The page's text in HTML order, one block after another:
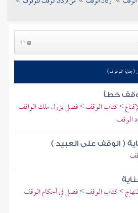
17
الموقوف)
خطأ
> كتاب الوقف > فصل يزول ملك الواقف
الوقف
( الوقف على العبيد )
> كتاب الوقف > فصل في أحكام الوقف